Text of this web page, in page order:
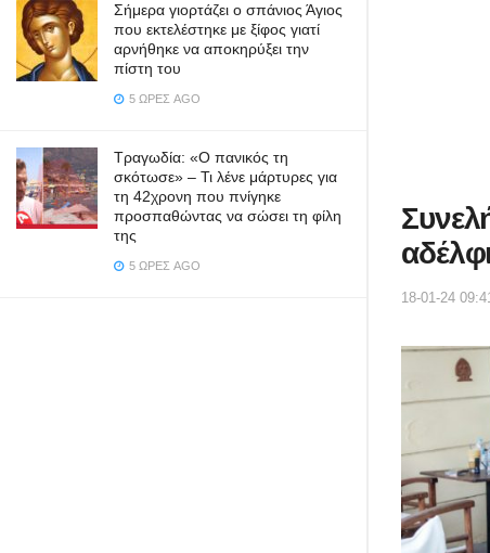
Σήμερα γιορτάζει ο σπάνιος Άγιος
που εκτελέστηκε με ξίφος γιατί
αρνήθηκε να αποκηρύξει την
πίστη του
5 ΏΡΕΣ AGO
Τραγωδία: «Ο πανικός τη
σκότωσε» – Τι λένε μάρτυρες για
τη 42χρονη που πνίγηκε
προσπαθώντας να σώσει τη φίλη
της
5 ΏΡΕΣ AGO
18-01-24